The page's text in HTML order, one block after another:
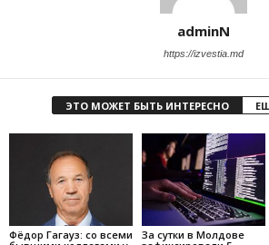
adminN
https://izvestia.md
ЭТО МОЖЕТ БЫТЬ ИНТЕРЕСНО
Фёдор Гагауз: со всеми
За сутки в Молдове